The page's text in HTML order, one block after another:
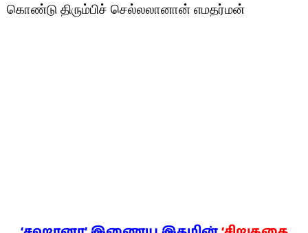
கொண்டு திரும்பிச் செல்லலானான் எமதர்மன்